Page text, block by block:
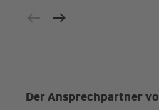
Der Ansprechpartner